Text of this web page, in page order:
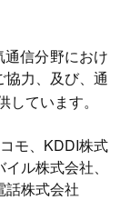
通信分野におけ
力、及び、通
ています。
モ、KDDI株式
ル株式会社、
話株式会社